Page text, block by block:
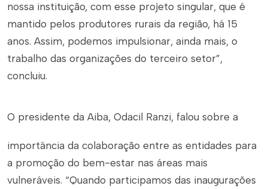
nossa instituição, com esse projeto singular, que é
mantido pelos produtores rurais da região, há 15
anos. Assim, podemos impulsionar, ainda mais, o
trabalho das organizações do terceiro setor”,
concluiu.
O presidente da Aiba, Odacil Ranzi, falou sobre a
importância da colaboração entre as entidades para
a promoção do bem-estar nas áreas mais
vulneráveis. “Quando participamos das inaugurações